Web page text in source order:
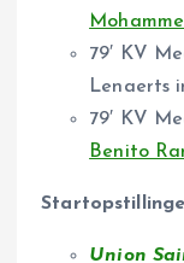
79′ KV
Lenaerts
79′ KV
Benito
Union